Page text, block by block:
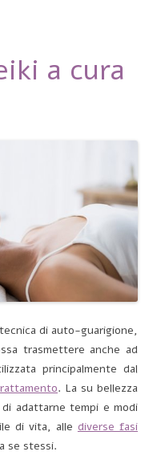
a cura
di auto-guarigione,
trasmettere anche ad
principalmente dal
. La su bellezza
adattarne tempi e modi
di vita, alle diverse fasi
se stessi.